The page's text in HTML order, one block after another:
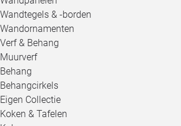
Wandtegels & -borden
Wandornamenten
Verf & Behang
Muurverf
Behang
Behangcirkels
Eigen Collectie
Koken & Tafelen